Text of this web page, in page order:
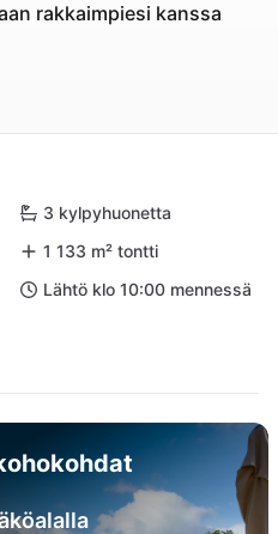
rakkaimpiesi kanssa
3 kylpyhuonetta
1 133 m² tontti
Lähtö klo 10:00 mennessä